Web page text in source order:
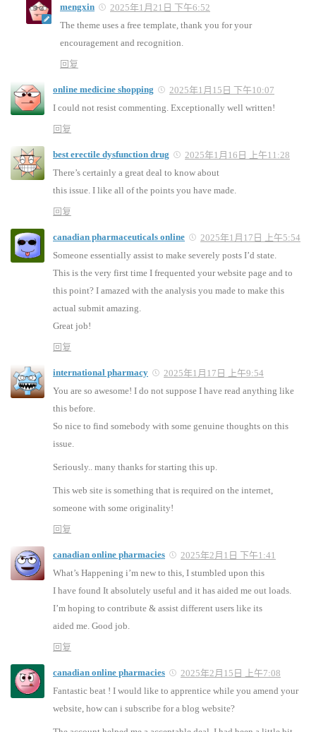
mengxin
2025年1月21日 下午6:52
The theme uses a free template, thank you for your
encouragement and recognition.
回复
online medicine shopping
2025年1月15日 下午10:07
I could not resist commenting. Exceptionally well written!
回复
best erectile dysfunction drug
2025年1月16日 上午11:28
There’s certainly a great deal to know about
this issue. I like all of the points you have made.
回复
canadian pharmaceuticals online
2025年1月17日 上午5:54
Someone essentially assist to make severely posts I’d state.
This is the very first time I frequented your website page and to
this point? I amazed with the analysis you made to make this
actual submit amazing.
Great job!
回复
international pharmacy
2025年1月17日 上午9:54
You are so awesome! I do not suppose I have read anything like
this before.
So nice to find somebody with some genuine thoughts on this
issue.
Seriously.. many thanks for starting this up.
This web site is something that is required on the internet,
someone with some originality!
回复
canadian online pharmacies
2025年2月1日 下午1:41
What’s Happening i’m new to this, I stumbled upon this
I have found It absolutely useful and it has aided me out loads.
I’m hoping to contribute & assist different users like its
aided me. Good job.
回复
canadian online pharmacies
2025年2月15日 上午7:08
Fantastic beat ! I would like to apprentice while you amend your
website, how can i subscribe for a blog website?